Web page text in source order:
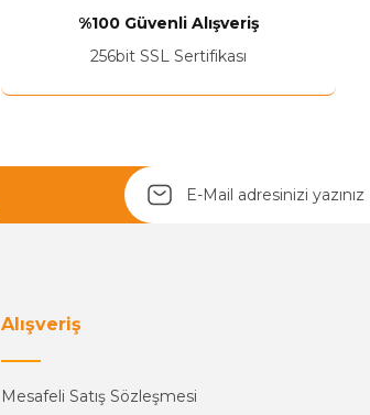
%100 Güvenli Alışveriş
256bit SSL Sertifikası
Alışveriş
Mesafeli Satış Sözleşmesi